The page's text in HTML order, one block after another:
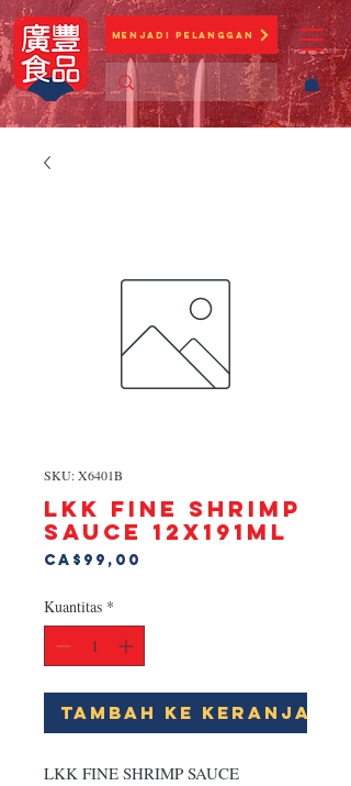
Menjadi Pelanggan
SKU: X6401B
LKK FINE SHRIMP
SAUCE 12x191ml
CA$99,00
Kuantitas *
Tambah ke Keranjang
LKK FINE SHRIMP SAUCE